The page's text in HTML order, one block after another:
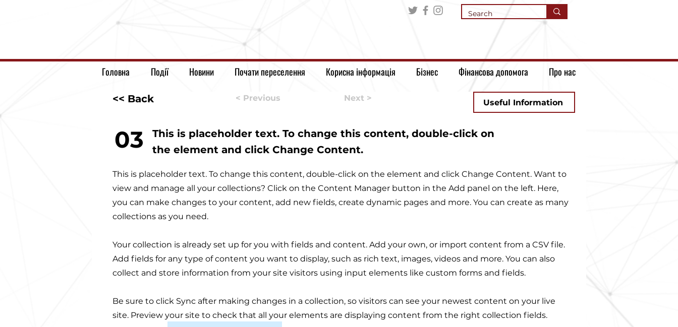
Головна Події Новини Почати переселення Корисна інформація Бізнес Фінансова допомога Про нас
<< Back < Previous Next > Useful Information
03
This is placeholder text. To change this content, double-click on
the element and click Change Content.
This is placeholder text. To change this content, double-click on the element and click Change Content. Want to
view and manage all your collections? Click on the Content Manager button in the Add panel on the left. Here,
you can make changes to your content, add new fields, create dynamic pages and more. You can create as many
collections as you need.
Your collection is already set up for you with fields and content. Add your own, or import content from a CSV file.
Add fields for any type of content you want to display, such as rich text, images, videos and more. You can also
collect and store information from your site visitors using input elements like custom forms and fields.
Be sure to click Sync after making changes in a collection, so visitors can see your newest content on your live
site. Preview your site to check that all your elements are displaying content from the right collection fields.